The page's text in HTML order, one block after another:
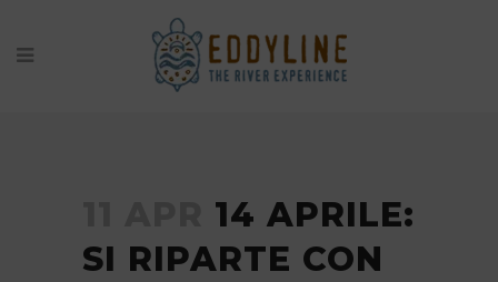
14 APRILE:
SI RIPARTE CON